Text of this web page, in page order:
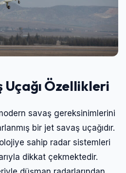
Uçağı Özellikleri
savaş gereksinimlerini
bir jet savaş uçağıdır.
sahip radar sistemleri
dikkat çekmektedir.